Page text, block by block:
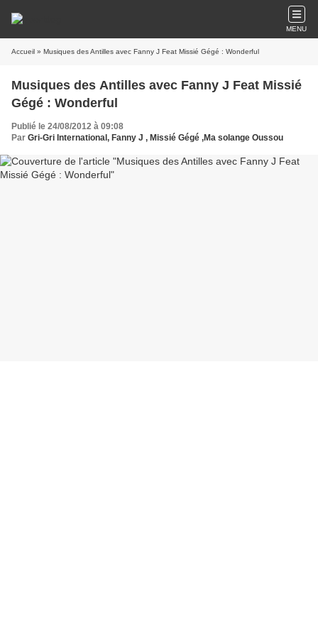
MENU
Accueil » Musiques des Antilles avec Fanny J Feat Missié Gégé : Wonderful
Musiques des Antilles avec Fanny J Feat Missié
Gégé : Wonderful
Publié le 24/08/2012 à 09:08
Par Gri-Gri International, Fanny J , Missié Gégé ,Ma solange Oussou